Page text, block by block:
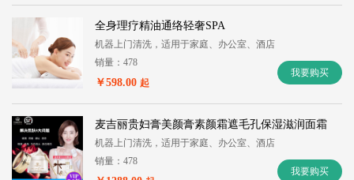
全身理疗精油通络轻奢SPA
机器上门清洗，适用于家庭、办公室、酒店
销量：478
￥598.00 起
我要购买
麦吉丽贵妇膏美颜膏素颜霜遮毛孔保湿滋润面霜
机器上门清洗，适用于家庭、办公室、酒店
销量：478
我要购买